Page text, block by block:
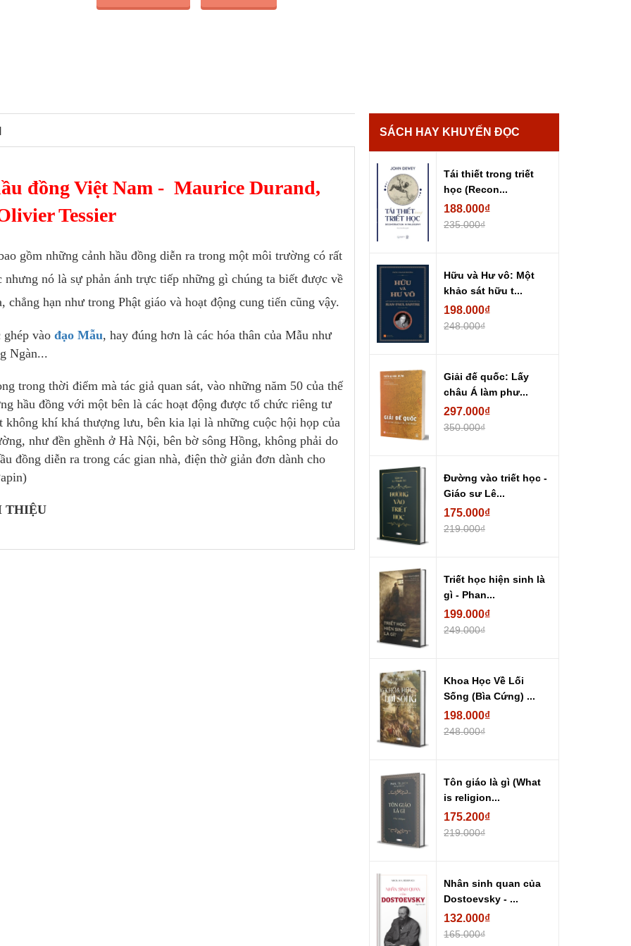
đồng Việt Nam - Maurice Durand,
Tessier
gồm những cảnh hầu đồng diễn ra trong một môi trường có rất
nó là sự phản ánh trực tiếp những gì chúng ta biết được về
hạn như trong Phật giáo và hoạt động cung tiến cũng vậy.
vào đạo Mẫu, hay đúng hơn là các hóa thân của Mẫu như
Ngàn...
trong thời điểm mà tác giả quan sát, vào những năm 50 của thế
hầu đồng với một bên là các hoạt động được tổ chức riêng tư
khí khá thượng lưu, bên kia lại là những cuộc hội họp của
như đền ghềnh ở Hà Nội, bên bờ sông Hồng, không phải do
đồng diễn ra trong các gian nhà, điện thờ giản đơn dành cho
THIỆU
SÁCH HAY KHUYẾN ĐỌC
Tái thiết trong triết
học (Recon...
188.000₫
235.000₫
Hữu và Hư vô: Một
khảo sát hữu t...
198.000₫
248.000₫
Giải đế quốc: Lấy
châu Á làm phư...
297.000₫
350.000₫
Đường vào triết học -
Giáo sư Lê...
175.000₫
219.000₫
Triết học hiện sinh là
gì - Phan...
199.000₫
249.000₫
Khoa Học Về Lối
Sống (Bìa Cứng) ...
198.000₫
248.000₫
Tôn giáo là gì (What
is religion...
175.200₫
219.000₫
Nhân sinh quan của
Dostoevsky - ...
132.000₫
165.000₫